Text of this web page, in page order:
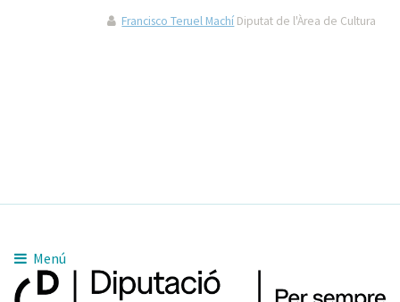
Francisco Teruel Machí Diputat de l'Àrea de Cultura
Menú